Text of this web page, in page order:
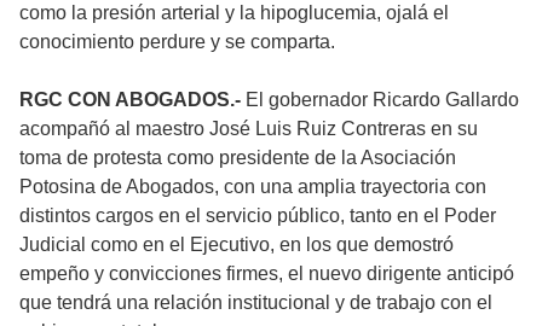
como la presión arterial y la hipoglucemia, ojalá el
conocimiento perdure y se comparta.
RGC CON ABOGADOS.- El gobernador Ricardo Gallardo
acompañó al maestro José Luis Ruiz Contreras en su
toma de protesta como presidente de la Asociación
Potosina de Abogados, con una amplia trayectoria con
distintos cargos en el servicio público, tanto en el Poder
Judicial como en el Ejecutivo, en los que demostró
empeño y convicciones firmes, el nuevo dirigente anticipó
que tendrá una relación institucional y de trabajo con el